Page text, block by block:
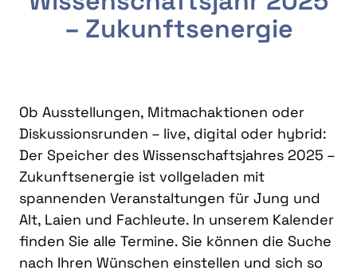
– Zukunftsenergie
Ob Ausstellungen, Mitmachaktionen oder
Diskussionsrunden – live, digital oder hybrid:
Der Speicher des Wissenschaftsjahres 2025 –
Zukunftsenergie ist vollgeladen mit
spannenden Veranstaltungen für Jung und
Alt, Laien und Fachleute. In unserem Kalender
finden Sie alle Termine. Sie können die Suche
nach Ihren Wünschen einstellen und sich so